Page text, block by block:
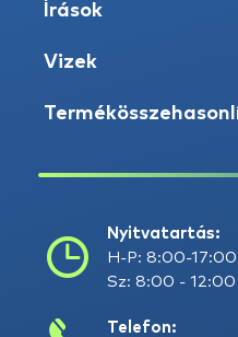
Írások
Vizek
Nyitvatartás:
H-P: 8:00-17:00
Sz: 8:00 - 12:00
Telefon: